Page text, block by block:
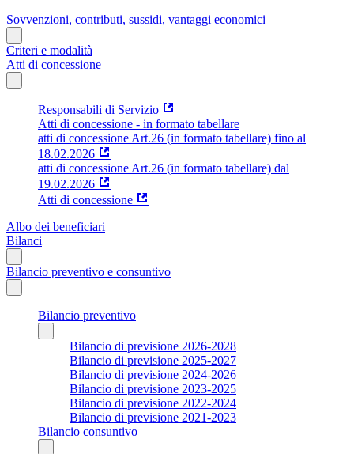
Sovvenzioni, contributi, sussidi, vantaggi economici
Criteri e modalità
Atti di concessione
Responsabili di Servizio
Atti di concessione - in formato tabellare
atti di concessione Art.26 (in formato tabellare) fino al
18.02.2026
atti di concessione Art.26 (in formato tabellare) dal
19.02.2026
Atti di concessione
Albo dei beneficiari
Bilanci
Bilancio preventivo e consuntivo
Bilancio preventivo
Bilancio di previsione 2026-2028
Bilancio di previsione 2025-2027
Bilancio di previsione 2024-2026
Bilancio di previsione 2023-2025
Bilancio di previsione 2022-2024
Bilancio di previsione 2021-2023
Bilancio consuntivo